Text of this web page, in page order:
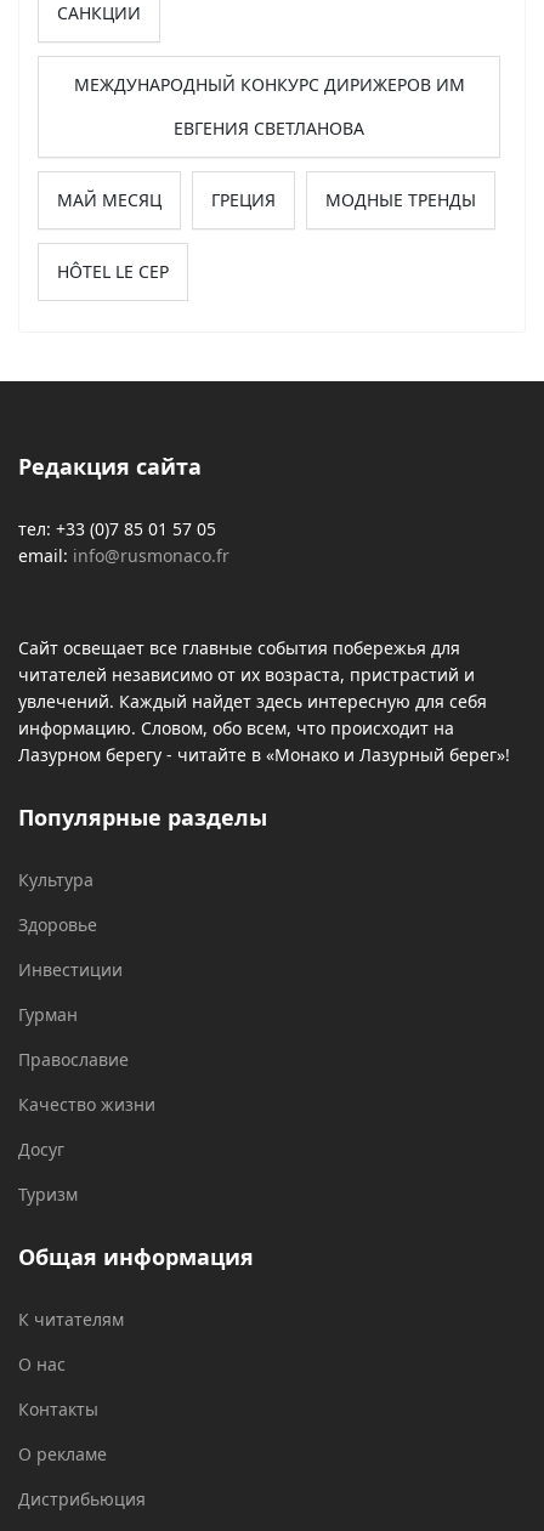
САНКЦИИ
МЕЖДУНАРОДНЫЙ КОНКУРС ДИРИЖЕРОВ ИМ
ЕВГЕНИЯ СВЕТЛАНОВА
МАЙ МЕСЯЦ ГРЕЦИЯ МОДНЫЕ ТРЕНДЫ
HÔTEL LE CEP
Редакция сайта
тел: +33 (0)7 85 01 57 05
email: info@rusmonaco.fr
Сайт освещает все главные события побережья для
читателей независимо от их возраста, пристрастий и
увлечений. Каждый найдет здесь интересную для себя
информацию. Словом, обо всем, что происходит на
Лазурном берегу - читайте в «Монако и Лазурный берег»!
Популярные разделы
Культура
Здоровье
Инвестиции
Гурман
Православие
Качество жизни
Досуг
Туризм
Общая информация
К читателям
О нас
Контакты
О рекламе
Дистрибьюция